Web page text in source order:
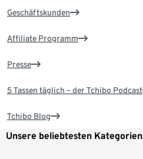
Geschäftskunden
Affiliate Programm
Presse
5 Tassen täglich – der Tchibo Podcast
Tchibo Blog
Unsere beliebtesten Kategorien